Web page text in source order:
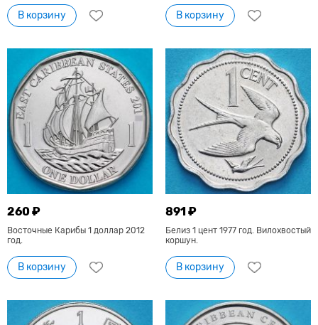
В корзину В корзину
260 ₽
Восточные Карибы 1 доллар 2012
год.
В корзину
891 ₽
Белиз 1 цент 1977 год. Вилохвостый
коршун.
В корзину